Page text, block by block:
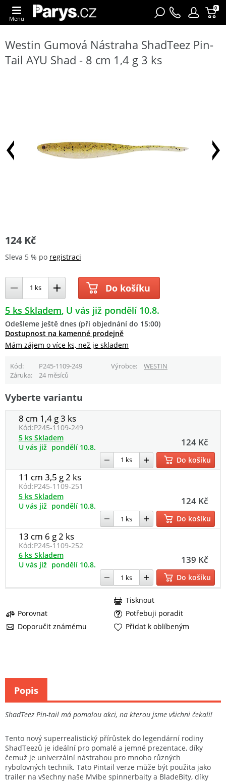
0
Menu
Westin Gumová Nástraha ShadTeez Pin-
Tail AYU Shad - 8 cm 1,4 g 3 ks
124 Kč
Sleva 5 % po registraci
Do košíku
5 ks Skladem U vás již pondělí 10.8.
Odešleme ještě dnes (při objednání do 15:00)
Dostupnost na kamenné prodejně
Mám zájem o více ks, než je skladem
Kód P245-1109-249 Výrobce
WESTIN
Záruka
24 měsíců
Vyberte variantu
8 cm 1,4 g 3 ks
Kód:P245-1109-249
124 Kč
5 ks Skladem
U vás již pondělí 10.8.
Do košíku
11 cm 3,5 g 2 ks
Kód:P245-1109-251
124 Kč
5 ks Skladem
U vás již pondělí 10.8.
Do košíku
13 cm 6 g 2 ks
Kód:P245-1109-252
139 Kč
6 ks Skladem
U vás již pondělí 10.8.
Do košíku
Porovnat
Potřebuji poradit
Doporučit známému
Tisknout
Přidat k oblíbeným
ShadTeez Pin-tail má pomalou akci, na kterou jsme všichni čekali!
Tento nový superrealistický přírůstek do legendární rodiny
ShadTeezů je ideální pro pomalé a jemné prezentace, díky
čemuž je univerzální nástrahou pro mnoho různých
rybolovných technik. Tato Pintail verze může být použita jako
trailer na všechny naše Mvibe spinnerbaity a BladeBity, díky
Popis